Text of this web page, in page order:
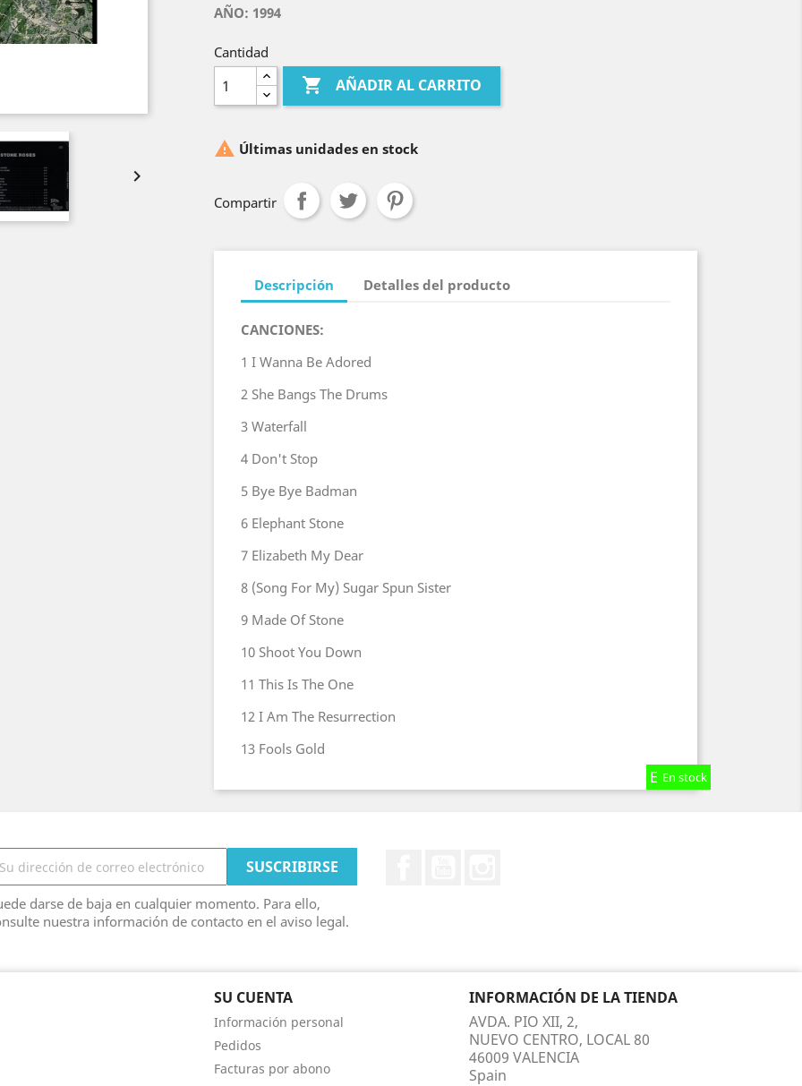

En stock
En stock
En stock
AÑO: 1994
Cantidad
 AÑADIR AL CARRITO
 Últimas unidades en stock
Compartir
Descripción Detalles del producto
CANCIONES:
1 I Wanna Be Adored
2 She Bangs The Drums
3 Waterfall
4 Don't Stop
5 Bye Bye Badman
6 Elephant Stone
7 Elizabeth My Dear
8 (Song For My) Sugar Spun Sister
9 Made Of Stone
10 Shoot You Down
11 This Is The One
12 I Am The Resurrection
13 Fools Gold
darse de baja en cualquier momento. Para ello,
nuestra información de contacto en el aviso legal.
SU CUENTA
Información personal
Pedidos
Facturas por abono
INFORMACIÓN DE LA TIENDA
AVDA. PIO XII, 2,
NUEVO CENTRO, LOCAL 80
46009 VALENCIA
Spain